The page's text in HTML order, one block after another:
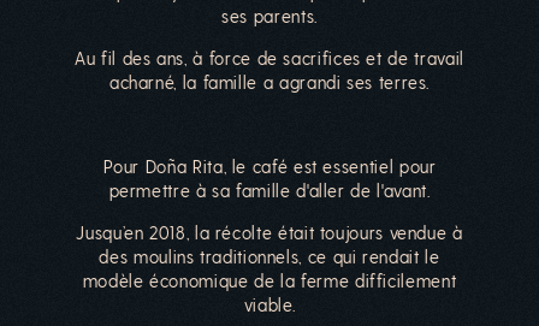
ses parents.
Au fil des ans, à force de sacrifices et de travail
acharné, la famille a agrandi ses terres.
Pour Doña Rita, le café est essentiel pour
permettre à sa famille d'aller de l'avant.
Jusqu’en 2018, la récolte était toujours vendue à
des moulins traditionnels, ce qui rendait le
modèle économique de la ferme difficilement
viable.